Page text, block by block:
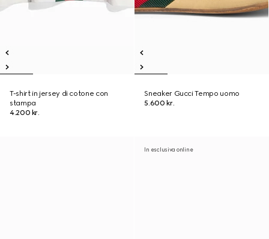
T-shirt in jersey di cotone con
stampa
4.200 kr.
Sneaker Gucci Tempo uomo
5.600 kr.
In esclusiva online